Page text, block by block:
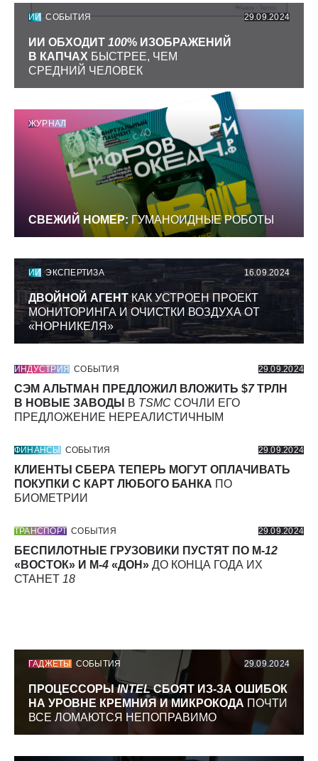
ИИ СОБЫТИЯ 29.09.2024
ИИ ОБХОДИТ 100% ИЗОБРАЖЕНИЙ
В КАПЧАХ БЫСТРЕЕ, ЧЕМ
СРЕДНИЙ ЧЕЛОВЕК
ЖУРНАЛ
СВЕЖИЙ НОМЕР: ГУМАНОИДНЫЕ РОБОТЫ
ИИ ЭКСПЕРТИЗА 16.09.2024
ДВОЙНОЙ АГЕНТКАК УСТРОЕН ПРОЕКТ
МОНИТОРИНГА И ОЧИСТКИ ВОЗДУХА ОТ
«НОРНИКЕЛЯ»
ИНДУСТРИЯ СОБЫТИЯ 29.09.2024
СЭМ АЛЬТМАН ПРЕДЛОЖИЛ ВЛОЖИТЬ $7ТРЛН
В НОВЫЕ ЗАВОДЫ
В TSMC СОЧЛИ ЕГО
ПРЕДЛОЖЕНИЕ НЕРЕАЛИСТИЧНЫМ
ФИНАНСЫ СОБЫТИЯ 29.09.2024
КЛИЕНТЫ СБЕРА ТЕПЕРЬ МОГУТ ОПЛАЧИВАТЬ
ПОКУПКИ С КАРТ ЛЮБОГО БАНКА ПО
БИОМЕТРИИ
ТРАНСПОРТ СОБЫТИЯ 29.09.2024
БЕСПИЛОТНЫЕ ГРУЗОВИКИ ПУСТЯТ ПО М-12
«ВОСТОК» И М-4 «ДОН» ДО КОНЦА ГОДА ИХ
СТАНЕТ 18
ГАДЖЕТЫ СОБЫТИЯ 29.09.2024
ПРОЦЕССОРЫINTELСБОЯТ ИЗ-ЗА ОШИБОК
НА УРОВНЕ КРЕМНИЯ И МИКРОКОДА ПОЧТИ
ВСЕ ЛОМАЮТСЯ НЕПОПРАВИМО